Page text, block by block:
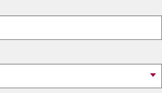
externa.externa.